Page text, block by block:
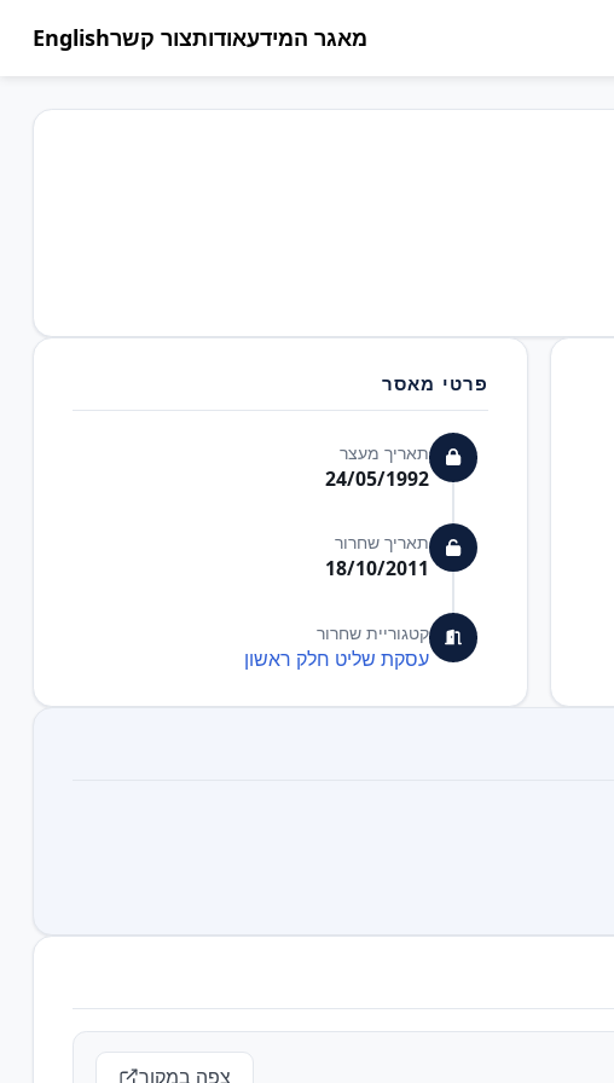
מאגר המידעאודותצור קשרEnglish
פרטי מאסר
תאריך מעצר
24/05/1992
תאריך שחרור
18/10/2011
קטגוריית שחרור
עסקת שליט חלק ראשון
צפה במקור